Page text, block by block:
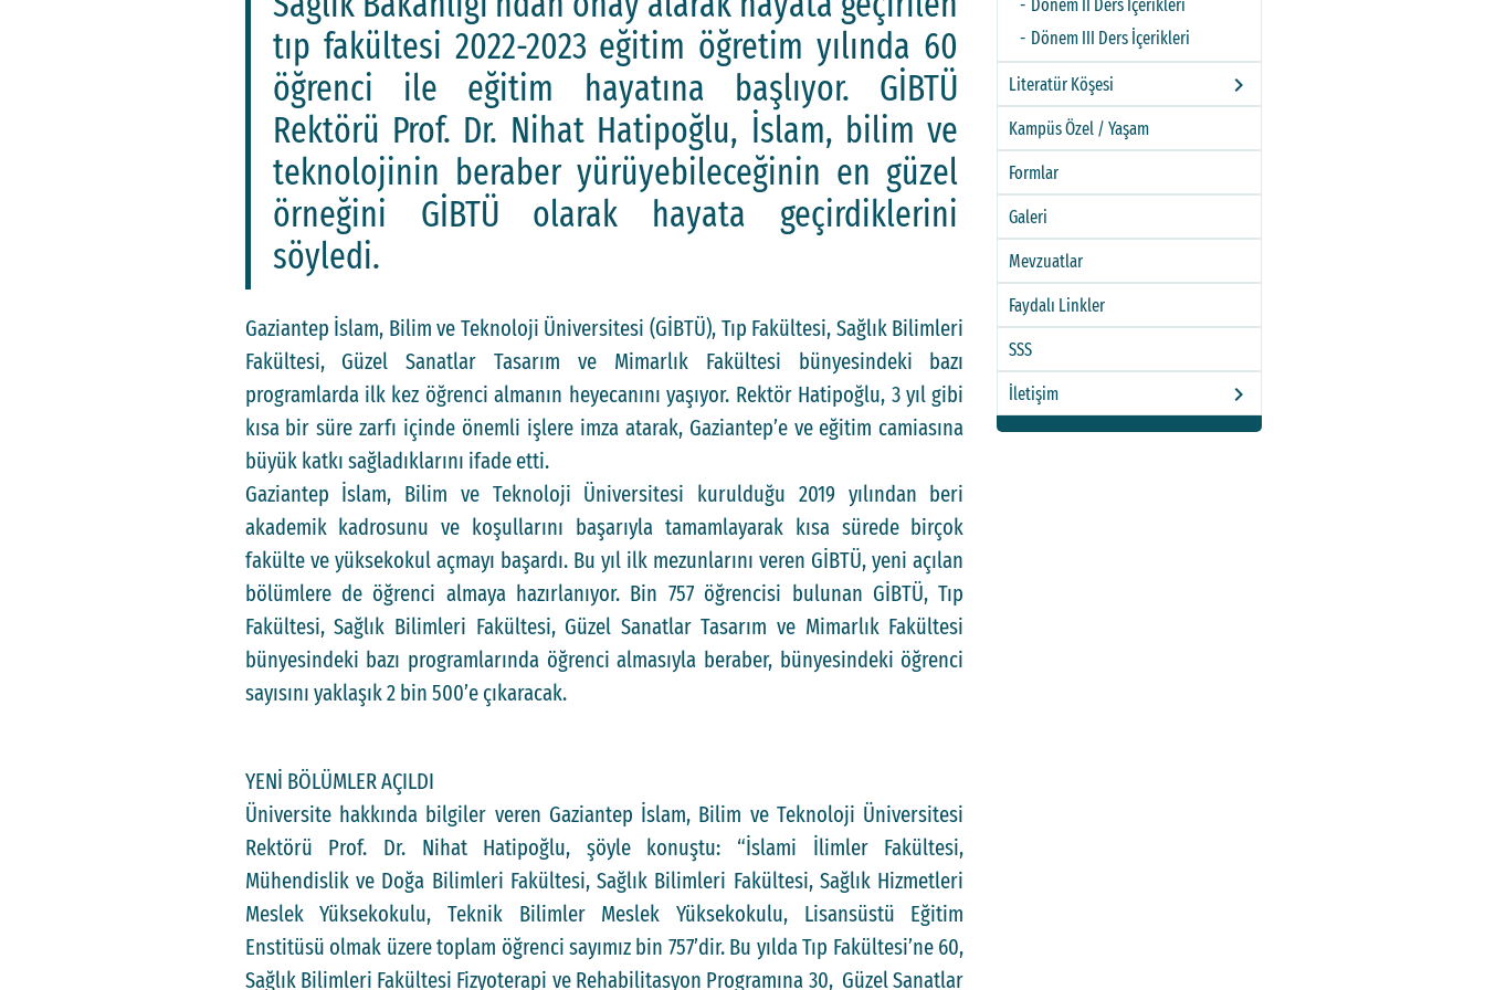
tıp fakültesi 2022-2023 eğitim öğretim yılında 60
öğrenci ile eğitim hayatına başlıyor. GİBTÜ
Rektörü Prof. Dr. Nihat Hatipoğlu, İslam, bilim ve
teknolojinin beraber yürüyebileceğinin en güzel
örneğini GİBTÜ olarak hayata geçirdiklerini
söyledi.
Gaziantep İslam, Bilim ve Teknoloji Üniversitesi (GİBTÜ), Tıp Fakültesi, Sağlık Bilimleri
Fakültesi, Güzel Sanatlar Tasarım ve Mimarlık Fakültesi bünyesindeki bazı
programlarda ilk kez öğrenci almanın heyecanını yaşıyor. Rektör Hatipoğlu, 3 yıl gibi
kısa bir süre zarfı içinde önemli işlere imza atarak, Gaziantep’e ve eğitim camiasına
büyük katkı sağladıklarını ifade etti.
Gaziantep İslam, Bilim ve Teknoloji Üniversitesi kurulduğu 2019 yılından beri
akademik kadrosunu ve koşullarını başarıyla tamamlayarak kısa sürede birçok
fakülte ve yüksekokul açmayı başardı. Bu yıl ilk mezunlarını veren GİBTÜ, yeni açılan
bölümlere de öğrenci almaya hazırlanıyor. Bin 757 öğrencisi bulunan GİBTÜ, Tıp
Fakültesi, Sağlık Bilimleri Fakültesi, Güzel Sanatlar Tasarım ve Mimarlık Fakültesi
bünyesindeki bazı programlarında öğrenci almasıyla beraber, bünyesindeki öğrenci
sayısını yaklaşık 2 bin 500’e çıkaracak.
YENİ BÖLÜMLER AÇILDI
Üniversite hakkında bilgiler veren Gaziantep İslam, Bilim ve Teknoloji Üniversitesi
Rektörü Prof. Dr. Nihat Hatipoğlu, şöyle konuştu: “İslami İlimler Fakültesi,
Mühendislik ve Doğa Bilimleri Fakültesi, Sağlık Bilimleri Fakültesi, Sağlık Hizmetleri
Meslek Yüksekokulu, Teknik Bilimler Meslek Yüksekokulu, Lisansüstü Eğitim
Enstitüsü olmak üzere toplam öğrenci sayımız bin 757’dir. Bu yılda Tıp Fakültesi’ne 60,
Sağlık Bilimleri Fakültesi Fizyoterapi ve Rehabilitasyon Programına 30, Güzel Sanatlar
Dönem II Ders İçerikleri
Dönem III Ders İçerikleri
Literatür Köşesi keyboard_arrow_right
Kampüs Özel / Yaşam
Formlar
Galeri
Mevzuatlar
Faydalı Linkler
SSS
İletişim keyboard_arrow_right